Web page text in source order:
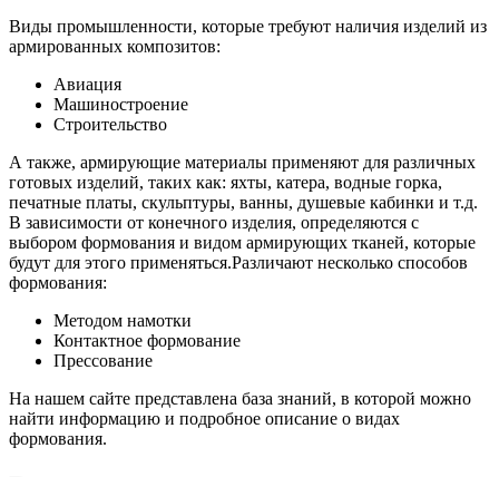
Виды промышленности, которые требуют наличия изделий из
армированных композитов:
Авиация
Машиностроение
Строительство
А также, армирующие материалы применяют для различных
готовых изделий, таких как: яхты, катера, водные горка,
печатные платы, скульптуры, ванны, душевые кабинки и т.д.
В зависимости от конечного изделия, определяются с
выбором формования и видом армирующих тканей, которые
будут для этого применяться.Различают несколько способов
формования:
Методом намотки
Контактное формование
Прессование
На нашем сайте представлена база знаний, в которой можно
найти информацию и подробное описание о видах
формования.